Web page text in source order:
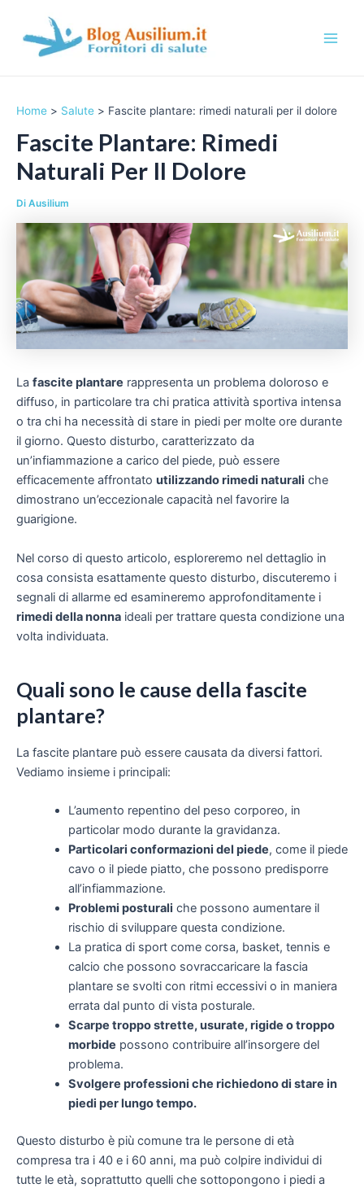
contenuto
i
n
u
Home Salute Fascite plantare: rimedi naturali per il dolore
Fascite Plantare: Rimedi
Naturali Per Il Dolore
Di Ausilium
La fascite plantare rappresenta un problema doloroso e
diffuso, in particolare tra chi pratica attività sportiva intensa
o tra chi ha necessità di stare in piedi per molte ore durante
il giorno. Questo disturbo, caratterizzato da
un’infiammazione a carico del piede, può essere
efficacemente affrontato utilizzando rimedi naturali che
dimostrano un’eccezionale capacità nel favorire la
guarigione.
Nel corso di questo articolo, esploreremo nel dettaglio in
cosa consista esattamente questo disturbo, discuteremo i
segnali di allarme ed esamineremo approfonditamente i
rimedi della nonna ideali per trattare questa condizione una
volta individuata.
Quali sono le cause della fascite
plantare?
La fascite plantare può essere causata da diversi fattori.
Vediamo insieme i principali:
L’aumento repentino del peso corporeo, in
particolar modo durante la gravidanza.
Particolari conformazioni del piede, come il piede
cavo o il piede piatto, che possono predisporre
all’infiammazione.
Problemi posturali che possono aumentare il
rischio di sviluppare questa condizione.
La pratica di sport come corsa, basket, tennis e
calcio che possono sovraccaricare la fascia
plantare se svolti con ritmi eccessivi o in maniera
errata dal punto di vista posturale.
Scarpe troppo strette, usurate, rigide o troppo
morbide possono contribuire all’insorgere del
problema.
Svolgere professioni che richiedono di stare in
piedi per lungo tempo.
Questo disturbo è più comune tra le persone di età
compresa tra i 40 e i 60 anni, ma può colpire individui di
tutte le età, soprattutto quelli che sottopongono i piedi a